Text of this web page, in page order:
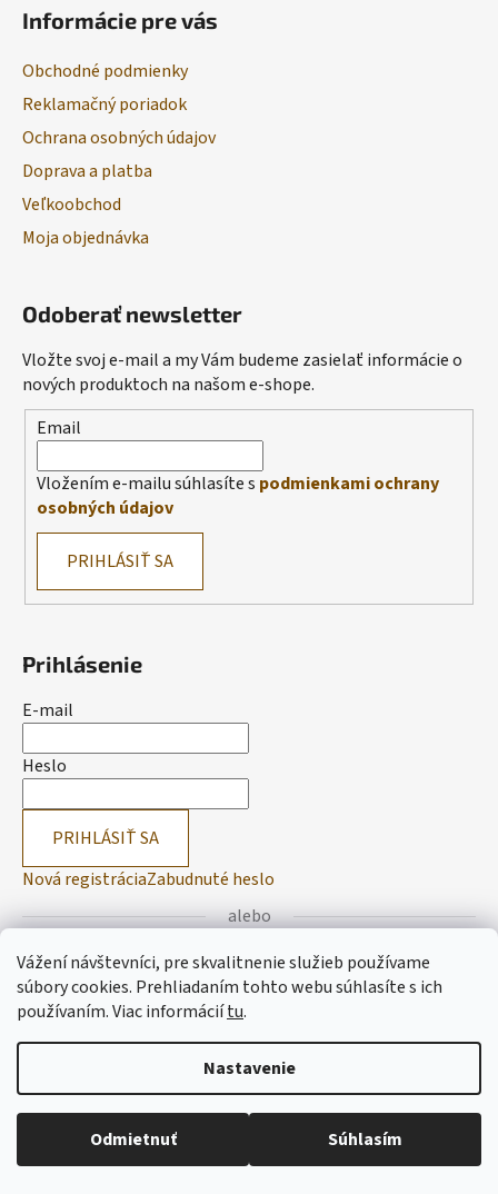
Vážení návštevníci, pre skvalitnenie služieb používame
súbory cookies. Prehliadaním tohto webu súhlasíte s ich
používaním.Viac informáciítu.
Nastavenie
Odmietnuť Súhlasím
Informácie pre vás
Obchodné podmienky
Reklamačný poriadok
Ochrana osobných údajov
Doprava a platba
Veľkoobchod
Moja objednávka
Odoberať newsletter
Vložte svoj e-mail a my Vám budeme zasielať informácie o
nových produktoch na našom e-shope.
Email
Vložením e-mailu súhlasíte s podmienkami ochrany
osobných údajov
PRIHLÁSIŤ SA
Prihlásenie
E-mail
Heslo
PRIHLÁSIŤ SA
Nová registráciaZabudnuté heslo
alebo
Prihlásiť sa cez Facebook
Prihlásiť sa cez Google
Vytvoril Shoptet
Copyright 2026Lemitas . Všetky práva vyhradené.
nastavenie cookies